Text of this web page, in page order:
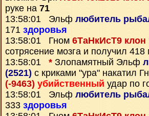
руке на 71
13:58:01 Эльф любитель
171 здоровья
13:58:01 Гном 6ТаНкИсТ9 клон
сотрясение мозга и получил
13:58:01 * Злопамятный Эльф
(2521) с криками "ура" накатил
(-9463) убийственный удар по
13:58:01 Эльф любитель
333 здоровья